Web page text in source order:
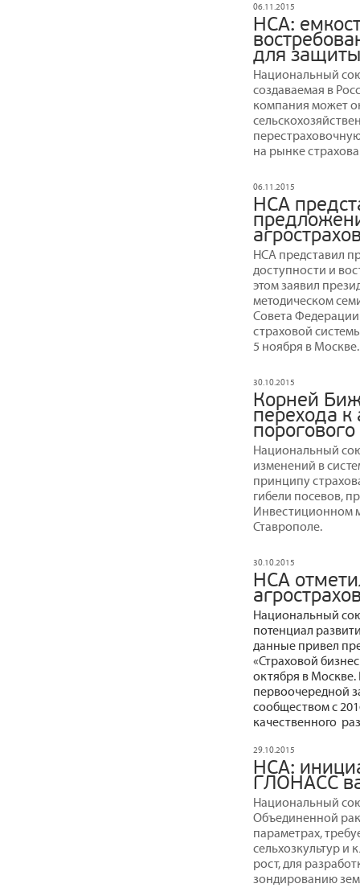
06.11.2015
НСА:
для
Национальный
создаваемая в
компания может
на рынке
06.11.2015
НСА
НСА представил
доступности и
этом заявил
методическом
Совета
страховой
5 ноября в Москве.
30.10.2015
Корней
перехода к
Национальный
изменений в
принципу
гибели посевов,
Инвестиционном
Ставрополе.
30.10.2015
НСА
Национальный
потенциал
данные привел
«Страховой
октября в Москве.
первоочередной
сообществом с
качественного
29.10.2015
НСА:
ГЛОНАСС
Национальный
Объединенной
параметрах,
сельхозкультур и
рост, для
зондированию